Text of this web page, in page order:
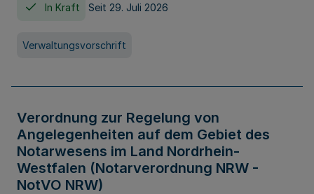
In Kraft Seit 29. Juli 2026
Verwaltungsvorschrift
Verordnung zur Regelung von
Angelegenheiten auf dem Gebiet des
Notarwesens im Land Nordrhein-
Westfalen (Notarverordnung NRW -
NotVO NRW)